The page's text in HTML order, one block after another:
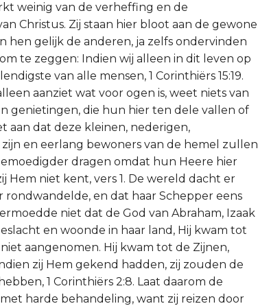
weinig van de verheffing en de
Christus. Zij staan hier bloot aan de gewone
hen gelijk de anderen, ja zelfs ondervinden
te zeggen: Indien wij alleen in dit leven op
van alle mensen, 1 Corinthiërs 15:19.
aanziet wat voor ogen is, weet niets van
genietingen, die hun hier ten dele vallen of
aan dat deze kleinen, nederigen,
en eerlang bewoners van de hemel zullen
dragen omdat hun Heere hier
Hem niet kent, vers 1. De wereld dacht er
en dat haar Schepper eens
niet dat de God van Abraham, Izaak
en woonde in haar land, Hij kwam tot
aangenomen. Hij kwam tot de Zijnen,
zij Hem gekend hadden, zij zouden de
1 Corinthiërs 2:8. Laat daarom de
harde behandeling, want zij reizen door